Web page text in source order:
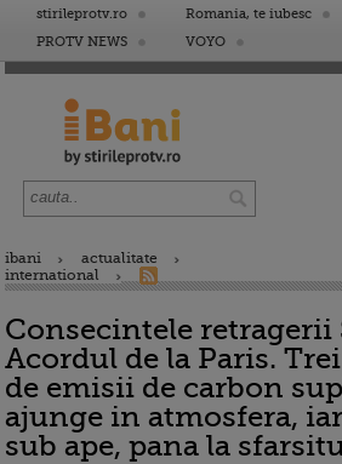
stirileprotv.ro Romania, te iubesc
PROTV NEWS
VOYO
ibani
actualitate
international
Consecintele retragerii
Acordul de la Paris.
de emisii de carbon
ajunge in atmosfera,
sub ape, pana la